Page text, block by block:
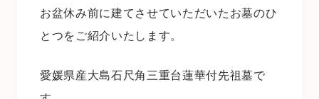
お盆休み前に建てさせていただいたお墓のひ
とつをご紹介いたします。
愛媛県産大島石尺角三重台蓮華付先祖墓で